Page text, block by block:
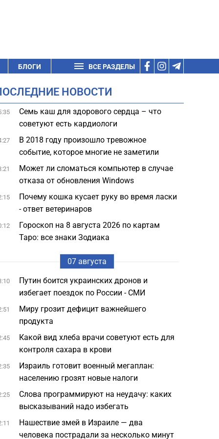
БЛОГИ ВСЕ РАЗДЕЛЫ
НОВОСТИ
Семь каш для здорового сердца – что
советуют есть кардиологи
В 2018 году произошло тревожное
событие, которое многие не заметили
Может ли сломаться компьютер в случае
отказа от обновления Windows
Почему кошка кусает руку во время ласки
- ответ ветеринаров
Гороскоп на 8 августа 2026 по картам
Таро: все знаки Зодиака
07 августа
Путин боится украинских дронов и
избегает поездок по России - СМИ
Миру грозит дефицит важнейшего
продукта
Какой вид хлеба врачи советуют есть для
контроля сахара в крови
Израиль готовит военный мегаплан:
населению грозят новые налоги
Слова программируют на неудачу: каких
высказываний надо избегать
Нашествие змей в Израиле — два
человека пострадали за несколько минут